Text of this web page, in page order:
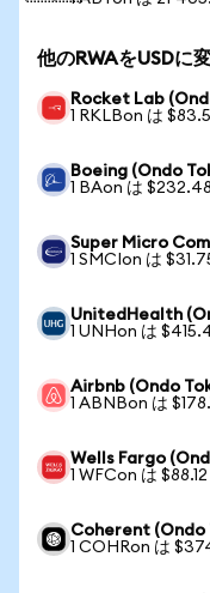
他のRWAをUSDに
Rocket Lab
1 RKLBon は
Boeing (Ondo
1 BAon は
Super Micro
1 SMCIon は
UnitedHealth
1 UNHon は
Airbnb (Ondo
1 ABNBon は
Wells Fargo
1 WFCon は
Coherent (Ondo
1 COHRon は